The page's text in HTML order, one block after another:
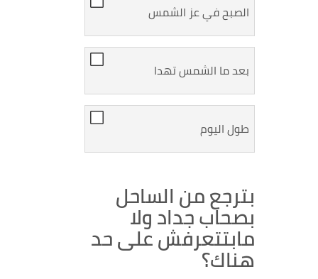
الصبح في عز الشمس
بعد ما الشمس تهدا
طول اليوم
بترجع من الساحل
بصحاب جداد ولا
مابتتعرفش على حد
هناك؟